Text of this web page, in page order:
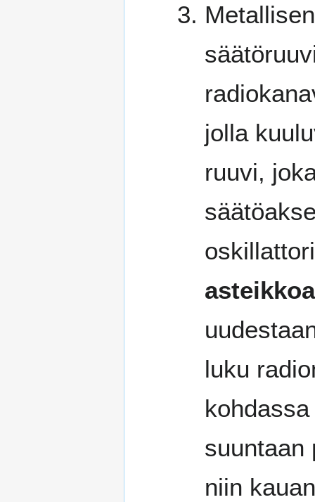
jolla
ruuvi,
asteikkoa
luku
suuntaan
niin